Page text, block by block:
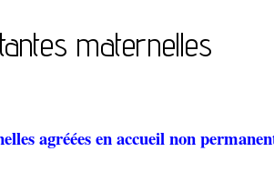
maternelles
agréées en accueil non